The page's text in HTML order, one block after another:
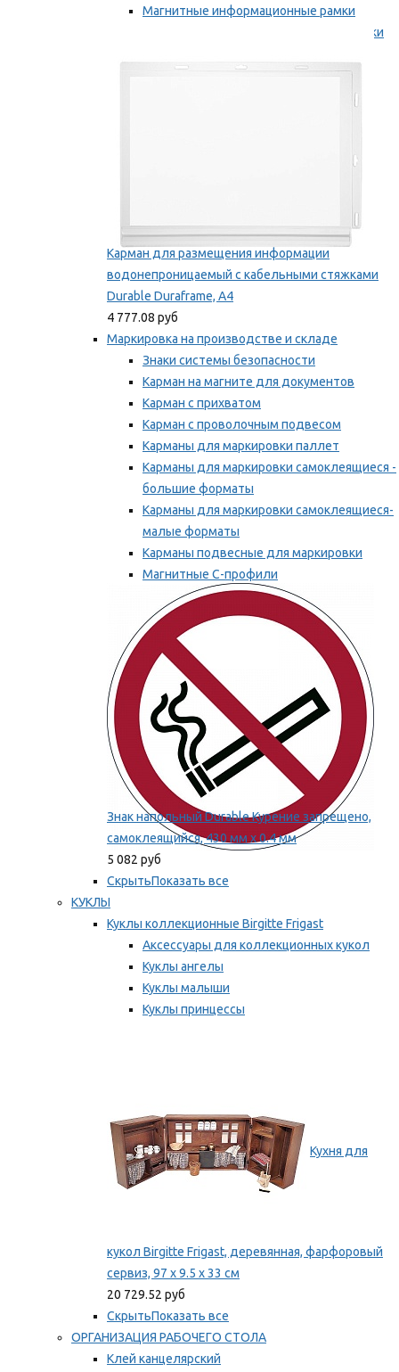
Магнитные информационные рамки
Самоклеящиеся информационные рамки
Карман для размещения информации
водонепроницаемый с кабельными стяжками
Durable Duraframe, А4
4 777.08 руб
Маркировка на производстве и складе
Знаки системы безопасности
Карман на магните для документов
Карман с прихватом
Карман с проволочным подвесом
Карманы для маркировки паллет
Карманы для маркировки самоклеящиеся -
большие форматы
Карманы для маркировки самоклеящиеся-
малые форматы
Карманы подвесные для маркировки
Магнитные С-профили
Напольная маркировка
Мы рекомендуем
Знак напольный Durable Курение запрещено,
самоклеящийся, 430 мм х 0.4 мм
5 082 руб
СкрытьПоказать все
КУКЛЫ
Куклы коллекционные Birgitte Frigast
Аксессуары для коллекционных кукол
Куклы ангелы
Куклы малыши
Куклы принцессы
Кухня для
кукол Birgitte Frigast, деревянная, фарфоровый
сервиз, 97 x 9.5 x 33 см
20 729.52 руб
СкрытьПоказать все
ОРГАНИЗАЦИЯ РАБОЧЕГО СТОЛА
Клей канцелярский